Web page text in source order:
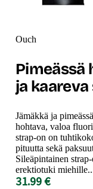
Ouch
Pimeässä
ja
Jämäkkä ja
hohtava, valoa
strap-on on
pituutta sekä
Sileäpintainen
erektiotuki
31.99 €